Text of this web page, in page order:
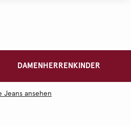
DAMEN HERREN KINDER
Jeans ansehen